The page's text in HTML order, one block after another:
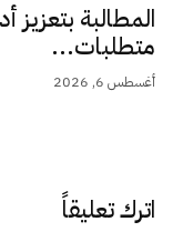
المطالبة
متطلبات...
أغسطس 6, 2026
اترك تعليقاً